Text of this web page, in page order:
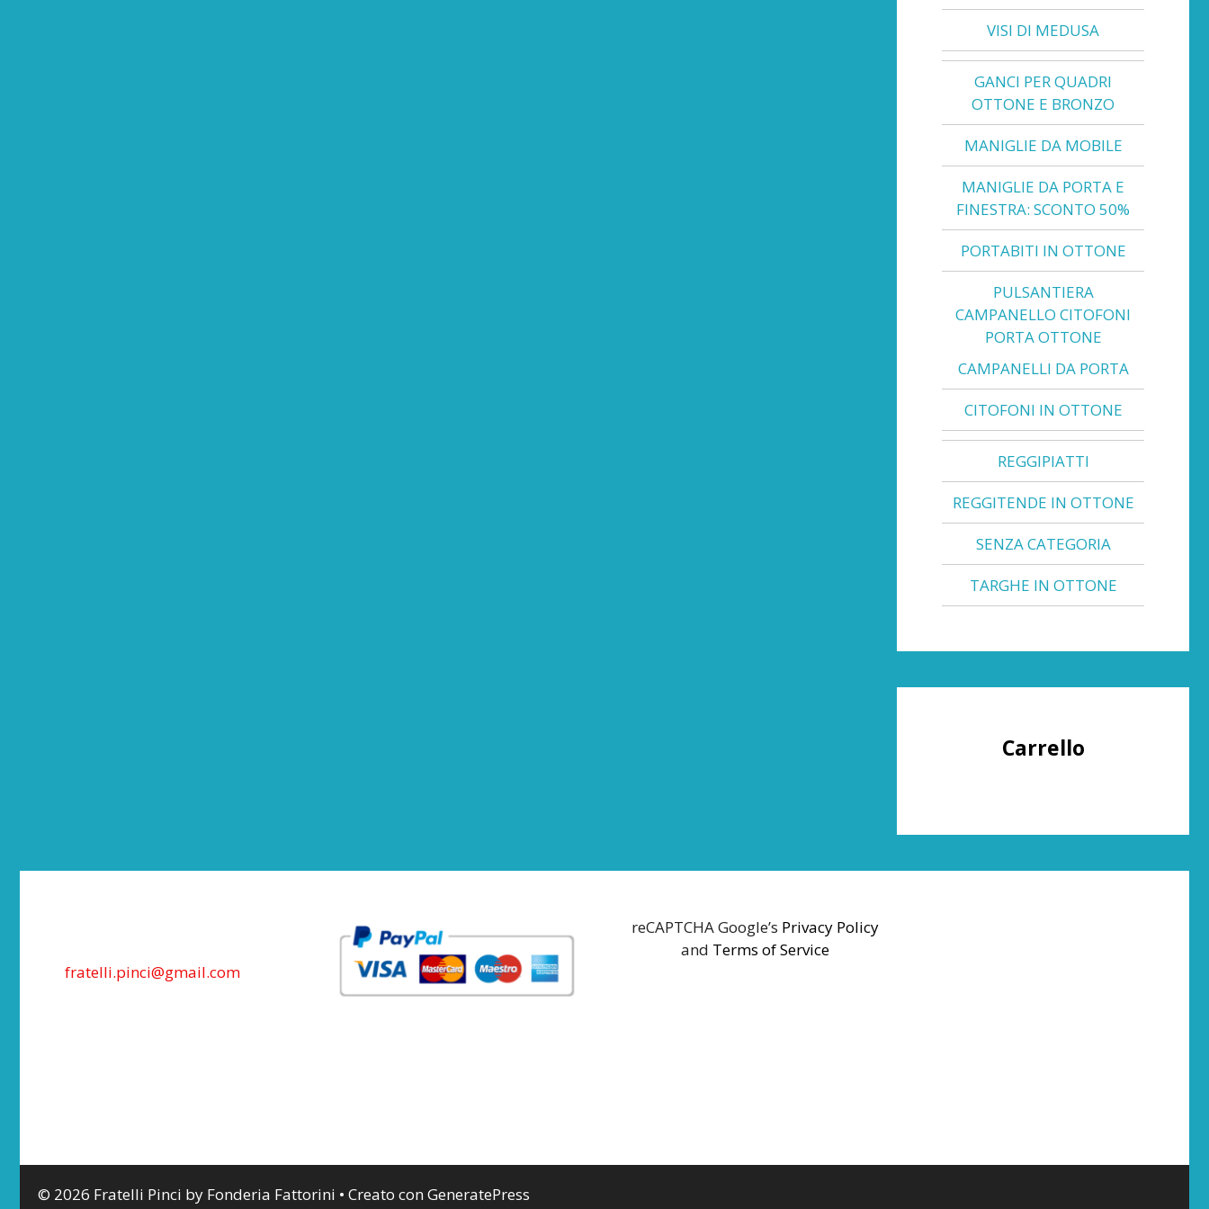
VISI DI MEDUSA
GANCI PER QUADRI
OTTONE E BRONZO
MANIGLIE DA MOBILE
MANIGLIE DA PORTA E
FINESTRA: SCONTO 50%
PORTABITI IN OTTONE
PULSANTIERA
CAMPANELLO CITOFONI
PORTA OTTONE
CAMPANELLI DA PORTA
CITOFONI IN OTTONE
REGGIPIATTI
REGGITENDE IN OTTONE
SENZA CATEGORIA
TARGHE IN OTTONE
Carrello
fratelli.pinci@gmail.com
reCAPTCHA Google’s Privacy Policy
and Terms of Service
© 2026 Fratelli Pinci by Fonderia Fattorini • Creato conGeneratePress